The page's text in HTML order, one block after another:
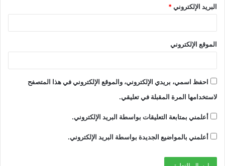
البريد الإلكتروني*
الموقع الإلكتروني
احفظ اسمي، بريدي الإلكتروني، والموقع الإلكتروني في هذا المتصفح
لاستخدامها المرة المقبلة في تعليقي.
أعلمني بمتابعة التعليقات بواسطة البريد الإلكتروني.
أعلمني بالمواضيع الجديدة بواسطة البريد الإلكتروني.